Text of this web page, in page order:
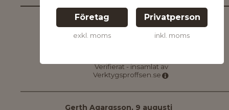
Företag
exkl. moms
Privatperson
inkl. moms
Hasse P,3 november
4,0
Verifierat - insamlat av
Verktygsproffsen.se
Gerth Agargsson, 9 augusti